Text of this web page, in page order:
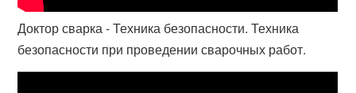
Доктор сварка - Техника безопасности. Техника
безопасности при проведении сварочных работ.